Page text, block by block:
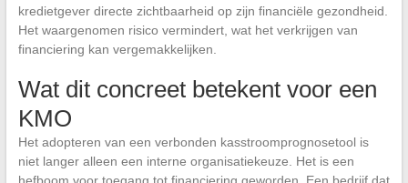
kredietgever directe zichtbaarheid op zijn financiële gezondheid.
Het waargenomen risico vermindert, wat het verkrijgen van
financiering kan vergemakkelijken.
Wat dit concreet betekent voor een
KMO
Het adopteren van een verbonden kasstroomprognosetool is
niet langer alleen een interne organisatiekeuze. Het is een
hefboom voor toegang tot financiering geworden. Een bedrijf dat